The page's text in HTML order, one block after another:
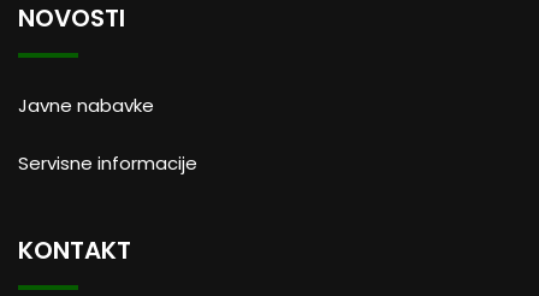
NOVOSTI
Javne nabavke
Servisne informacije
KONTAKT